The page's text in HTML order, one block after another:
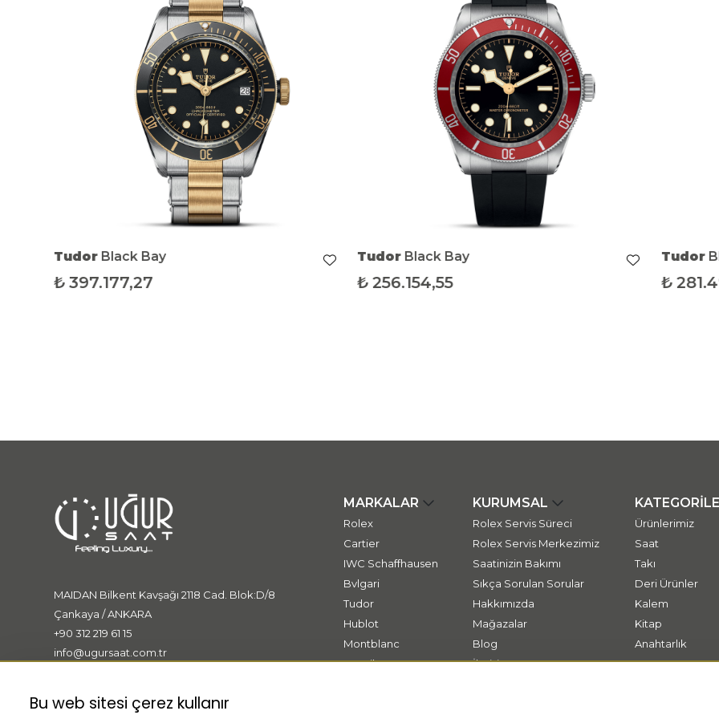
Tudor Black Bay
₺ 397.177,27
Tudor Black Bay
₺ 256.154,55
Tudor
₺
MAIDAN Bilkent Kavşağı 2118 Cad. Blok:D/8
Çankaya / ANKARA
+90 312 219 61 15
info@ugursaat.com.tr
MARKALAR
Rolex
Cartier
IWC Schaffhausen
Bvlgari
Tudor
Hublot
Montblanc
Messika
KURUMSAL
Rolex Servis Süreci
Rolex Servis Merkezimiz
Saatinizin Bakımı
Sıkça Sorulan Sorular
Hakkımızda
Mağazalar
Blog
İletişim
Ürünlerimiz
Saat
Takı
Deri Ürünler
Kalem
Kitap
Anahtarlık
Bu web sitesi çerez kullanır